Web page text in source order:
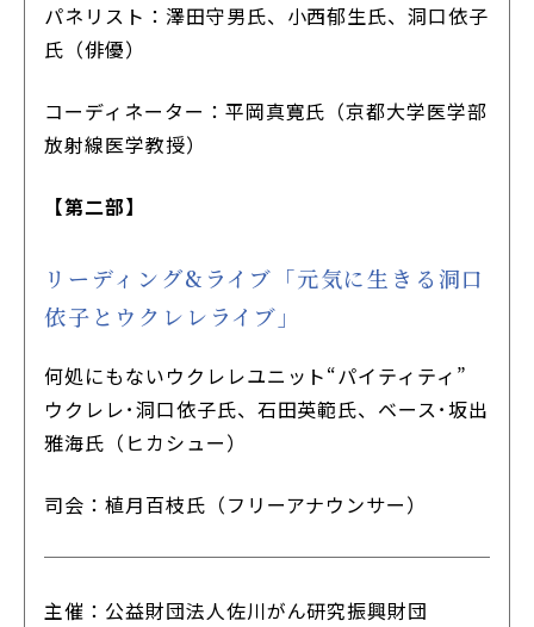
パネリスト：澤田守男氏、小西郁生氏、洞口依子
氏（俳優）
コーディネーター：平岡真寛氏（京都大学医学部
放射線医学教授）
【第二部】
リーディング&ライブ「元気に生きる洞口
依子とウクレレライブ」
何処にもないウクレレユニット“パイティティ”
ウクレレ･洞口依子氏、石田英範氏、ベース･坂出
雅海氏（ヒカシュー）
司会：植月百枝氏（フリーアナウンサー）
主催：公益財団法人佐川がん研究振興財団